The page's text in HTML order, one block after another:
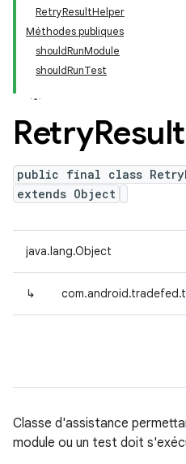
RetryResultHelper
Méthodes publiques
shouldRunModule
shouldRunTest
RetryResult
public final class
extends Object
java.lang.Object
↳
Classe d'assistance
module ou un test doit